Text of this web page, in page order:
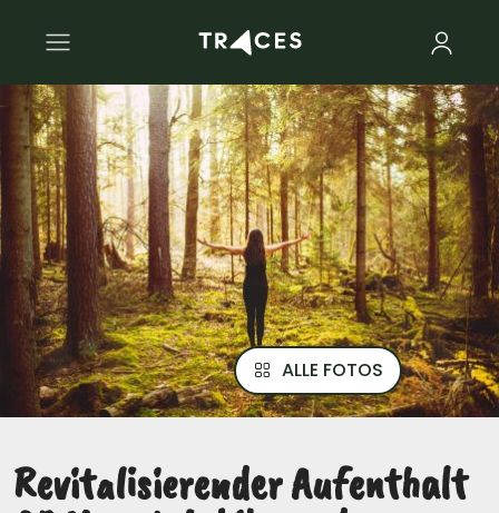
ALLE FOTOS
Revitalisierender Aufenthalt